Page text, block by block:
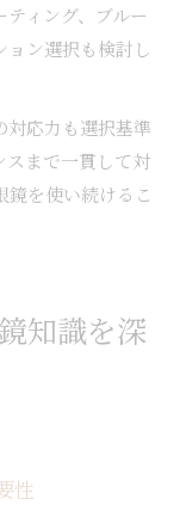
ィング、ブルー
ョン選択も検討し
対応力も選択基準
スまで一貫して対
鏡を使い続けるこ
知識を深
性